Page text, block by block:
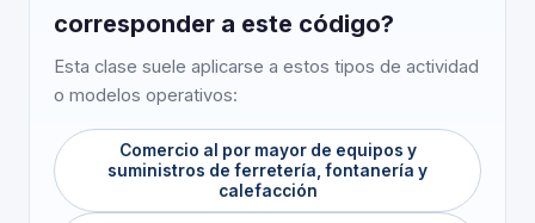
corresponder a este código?
Esta clase suele aplicarse a estos tipos de actividad
o modelos operativos:
Comercio al por mayor de equipos y
suministros de ferretería, fontanería y
calefacción